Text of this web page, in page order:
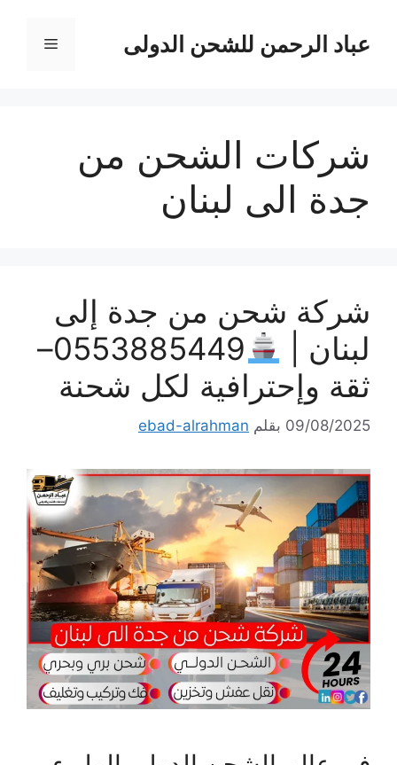
المحتوىعباد الرحمن للشحن الدولى القائمة
شركات الشحن من
جدة الى لبنان
شركة شحن من جدة إلى
لبنان |
0553885449–
ثقة وإحترافية لكل شحنة
09/08/2025 بقلم ebad-alrahman